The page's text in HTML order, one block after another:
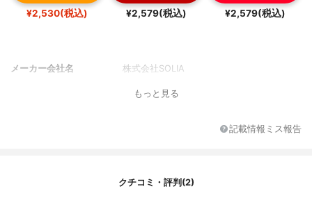
¥2,530(税込) ¥2,579(税込) ¥2,579(税込)
メーカー会社名 株式会社SOLIA
もっと見る
記載情報ミス報告
クチコミ・評判(2)